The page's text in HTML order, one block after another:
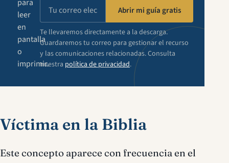
para
leer
en
pantalla
o
imprimir.
Abrir mi guía gratis
Te llevaremos directamente a la descarga.
Guardaremos tu correo para gestionar el recurso
y las comunicaciones relacionadas. Consulta
nuestra política de privacidad.
Víctima en la Biblia
Este concepto aparece con frecuencia en el